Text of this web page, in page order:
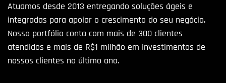
Atuamos desde 2013 entregando soluções ágeis e
integradas para apoiar o crescimento do seu negócio.
Nosso portfólio conta com mais de 300 clientes
atendidos e mais de R$1 milhão em investimentos de
nossos clientes no último ano.